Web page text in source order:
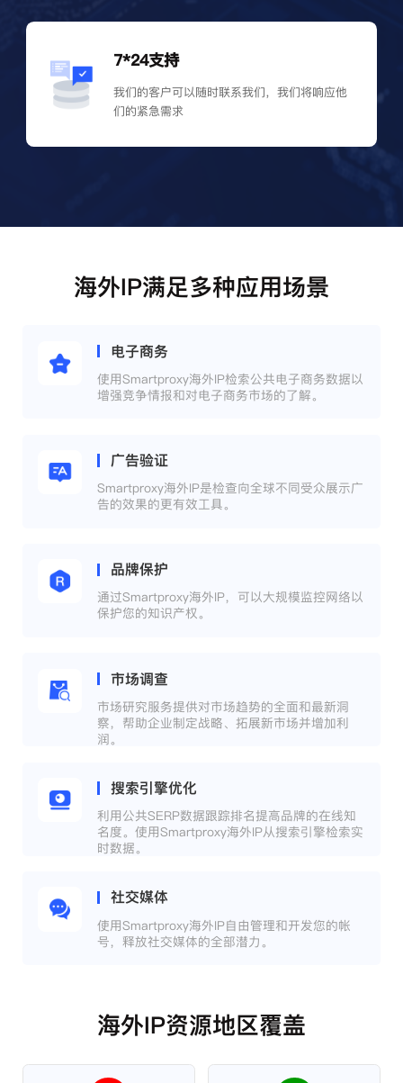
7*24支持
我们的客户可以随时联系我们，我们将响应他
们的紧急需求
海外IP满足多种应用场景
电子商务
使用Smartproxy海外IP检索公共电子商务数据以
增强竞争情报和对电子商务市场的了解。
广告验证
Smartproxy海外IP是检查向全球不同受众展示广
告的效果的更有效工具。
品牌保护
通过Smartproxy海外IP，可以大规模监控网络以
保护您的知识产权。
市场调查
市场研究服务提供对市场趋势的全面和最新洞
察，帮助企业制定战略、拓展新市场并增加利
润。
搜索引擎优化
利用公共SERP数据跟踪排名提高品牌的在线知
名度。使用Smartproxy海外IP从搜索引擎检索实
时数据。
社交媒体
使用Smartproxy海外IP自由管理和开发您的帐
号，释放社交媒体的全部潜力。
海外IP资源地区覆盖